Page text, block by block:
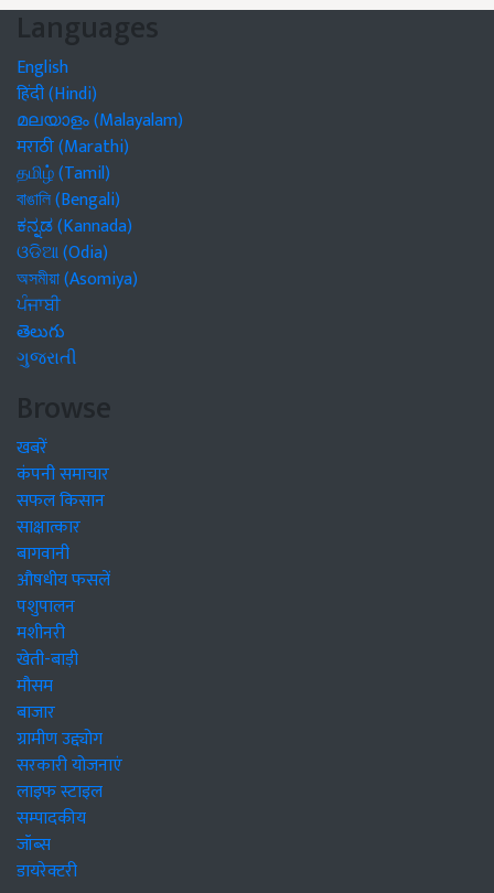
Languages
English
हिंदी (Hindi)
മലയാളം (Malayalam)
मराठी (Marathi)
தமிழ் (Tamil)
বাঙালি (Bengali)
ಕನ್ನಡ (Kannada)
ଓଡିଆ (Odia)
অসমীয়া (Asomiya)
ਪੰਜਾਬੀ
తెలుగు
ગુજરાતી
Browse
खबरें
कंपनी समाचार
सफल किसान
साक्षात्कार
बागवानी
औषधीय फसलें
पशुपालन
मशीनरी
खेती-बाड़ी
मौसम
बाजार
ग्रामीण उद्द्योग
सरकारी योजनाएं
लाइफ स्टाइल
सम्पादकीय
जॉब्स
डायरेक्टरी